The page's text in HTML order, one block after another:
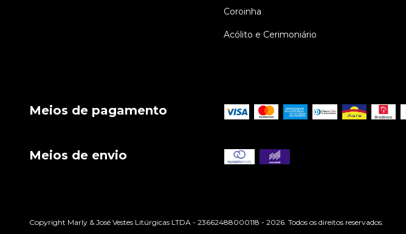
Coroinha
Acólito e Cerimoniário
Meios de pagamento
Meios de envio
Copyright Marly & José Vestes Litúrgicas LTDA - 23662488000118 - 2026. Todos os direitos reservados.